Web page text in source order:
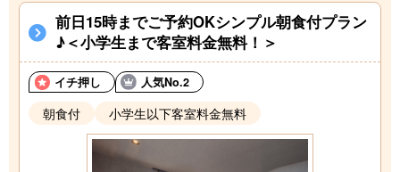
前日15時までご予約OKシンプル朝食付プラン
♪＜小学生まで客室料金無料！＞
イチ押し 人気No.2
朝食付 小学生以下客室料金無料